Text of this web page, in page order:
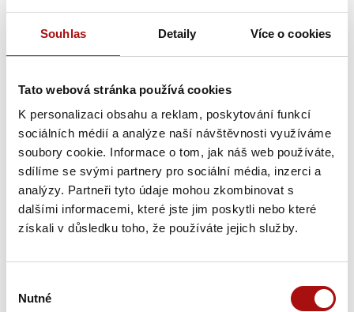
Souhlas Detaily Více o cookies
Tato webová stránka používá cookies
K personalizaci obsahu a reklam, poskytování funkcí
sociálních médií a analýze naší návštěvnosti využíváme
soubory cookie. Informace o tom, jak náš web používáte,
sdílíme se svými partnery pro sociální média, inzerci a
analýzy. Partneři tyto údaje mohou zkombinovat s
dalšími informacemi, které jste jim poskytli nebo které
získali v důsledku toho, že používáte jejich služby.
souhlasu
Nutné
Otevřené sklepy Dubňanská hora a burčák,
Mutěnice
12. 09. 2026
Roudnické vinobraní, Roudnice nad Labem
12. 09. 2026